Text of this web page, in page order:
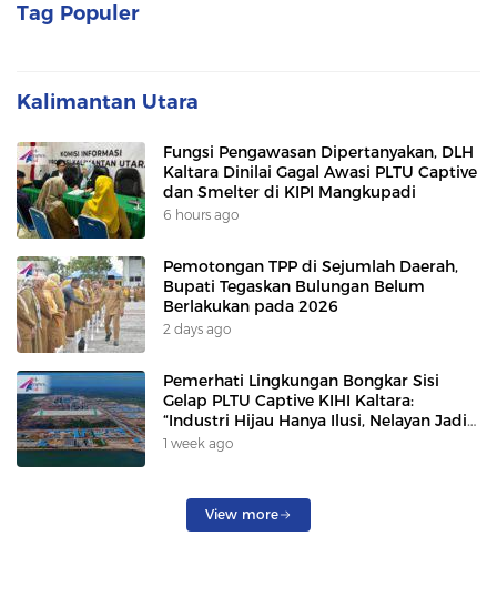
Tag Populer
Kalimantan Utara
Fungsi Pengawasan Dipertanyakan, DLH
Kaltara Dinilai Gagal Awasi PLTU Captive
dan Smelter di KIPI Mangkupadi
6 hours ago
Pemotongan TPP di Sejumlah Daerah,
Bupati Tegaskan Bulungan Belum
Berlakukan pada 2026
2 days ago
Pemerhati Lingkungan Bongkar Sisi
Gelap PLTU Captive KIHI Kaltara:
“Industri Hijau Hanya Ilusi, Nelayan Jadi
Korban”
1 week ago
View more